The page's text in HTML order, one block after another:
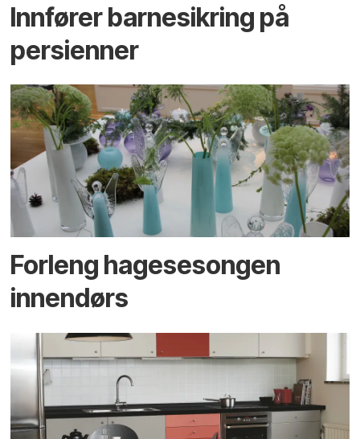
Innfører barnesikring på
persienner
Forleng hagesesongen
innendørs